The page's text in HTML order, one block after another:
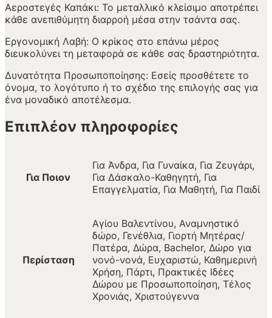
Αεροστεγές Καπάκι: Το μεταλλικό κλείσιμο αποτρέπει
κάθε ανεπιθύμητη διαρροή μέσα στην τσάντα σας.
Εργονομική Λαβή: Ο κρίκος στο επάνω μέρος
διευκολύνει τη μεταφορά σε κάθε σας δραστηριότητα.
Δυνατότητα Προσωποποίησης: Εσείς προσθέτετε το
όνομα, το λογότυπο ή το σχέδιο της επιλογής σας για
ένα μοναδικό αποτέλεσμα.
Επιπλέον πληροφορίες
Για Ποιον
Για Άνδρα, Για Γυναίκα, Για Ζευγάρι,
Για Δάσκαλο-Καθηγητή, Για
Επαγγελματία, Για Μαθητή, Για Παιδί
Περίσταση
Αγίου Βαλεντίνου, Αναμνηστικό
δώρο, Γενέθλια, Γιορτή Μητέρας/
Πατέρα, Δώρα, Bachelor, Δώρο για
νονό-νονά, Ευχαριστώ, Καθημερινή
Χρήση, Πάρτι, Πρακτικές Ιδέες
Δώρου με Προσωποποίηση, Τέλος
Χρονιάς, Χριστούγεννα